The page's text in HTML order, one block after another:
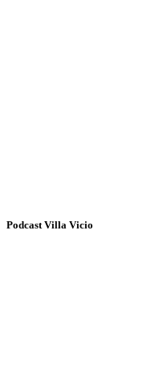
Podcast Villa Vicio